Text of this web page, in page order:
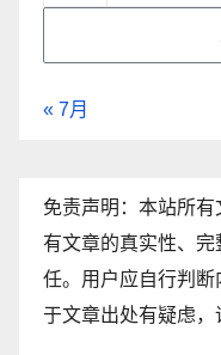
« 7月
免责声明：本站所
有文章的真实性、
任。用户应自行判
于文章出处有疑虑